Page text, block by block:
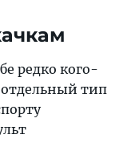
редко кого-
отдельный тип